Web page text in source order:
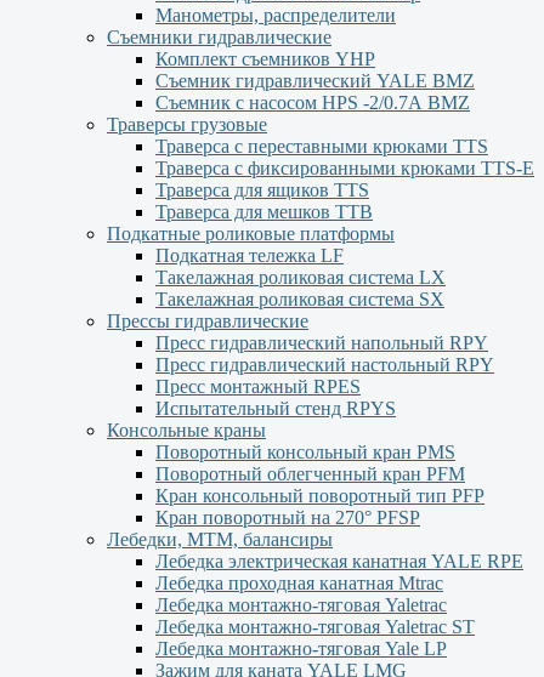
Манометры, распределители
Съемники гидравлические
Комплект съемников YHP
Съемник гидравлический YALE BMZ
Съемник с насосом HPS -2/0.7А BMZ
Траверсы грузовые
Траверса с переставными крюками TTS
Траверса с фиксированными крюками TTS-Е
Траверса для ящиков ТТS
Траверса для мешков ТТВ
Подкатные роликовые платформы
Подкатная тележка LF
Такелажная роликовая система LX
Такелажная роликовая система SX
Прессы гидравлические
Пресс гидравлический напольный RPY
Пресс гидравлический настольный RPY
Пресс монтажный RPES
Испытательный стенд RPYS
Консольные краны
Поворотный консольный кран PMS
Поворотный облегченный кран PFM
Кран консольный поворотный тип PFP
Кран поворотный на 270° PFSP
Лебедки, МТМ, балансиры
Лебедка электрическая канатная YALE RPE
Лебедка проходная канатная Mtrac
Лебедка монтажно-тяговая Yaletrac
Лебедка монтажно-тяговая Yaletrac ST
Лебедка монтажно-тяговая Yale LP
Зажим для каната YALE LMG